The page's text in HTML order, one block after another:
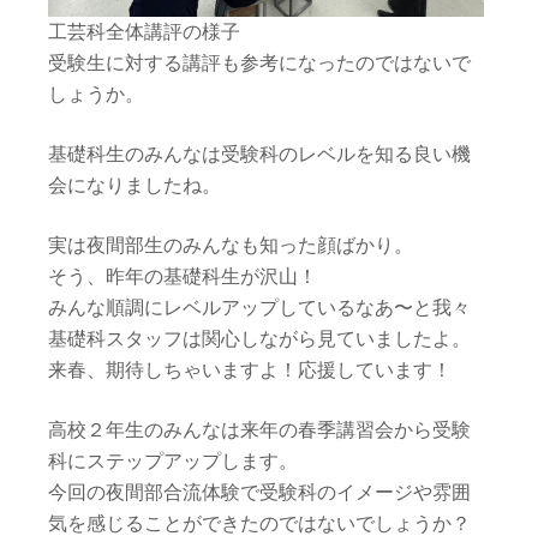
工芸科全体講評の様子
受験生に対する講評も参考になったのではないで
しょうか。
基礎科生のみんなは受験科のレベルを知る良い機
会になりましたね。
実は夜間部生のみんなも知った顔ばかり。
そう、昨年の基礎科生が沢山！
みんな順調にレベルアップしているなあ〜と我々
基礎科スタッフは関心しながら見ていましたよ。
来春、期待しちゃいますよ！応援しています！
高校２年生のみんなは来年の春季講習会から受験
科にステップアップします。
今回の夜間部合流体験で受験科のイメージや雰囲
気を感じることができたのではないでしょうか？